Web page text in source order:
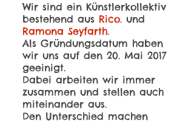
Wir sind ein Künstlerkollektiv
bestehend aus Rico. und
Ramona Seyfarth.
Als Gründungsdatum haben
wir uns auf den 20. Mai 2017
geeinigt.
Dabei arbeiten wir immer
zusammen und stellen auch
miteinander aus.
Den Unterschied machen